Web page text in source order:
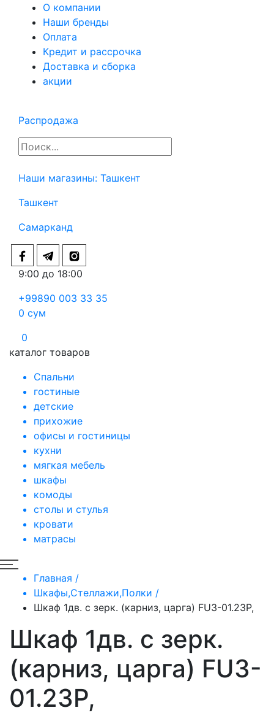
О компании
Наши бренды
Оплата
Кредит и рассрочка
Доставка и сборка
акции
Распродажа
Наши магазины: Ташкент
Ташкент
Самарканд
9:00 до 18:00
+99890 003 33 35
0 сум
0
каталог товаров
Спальни
гостиные
детские
прихожие
офисы и гостиницы
кухни
мягкая мебель
шкафы
комоды
столы и стулья
кровати
матрасы
Главная /
Шкафы,Стеллажи,Полки /
Шкаф 1дв. с зерк. (карниз, царга) FU3-01.23P,
Шкаф 1дв. с зерк.
(карниз, царга) FU3-
01.23P,